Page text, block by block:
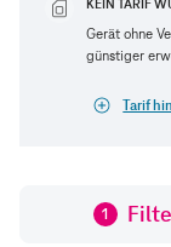
KEIN TARIF
Gerät ohne
günstiger
Tarif
1